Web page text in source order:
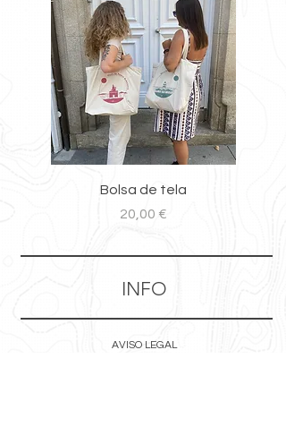
Bolsa de tela
Precio
20,00 €
INFO
AVISO LEGAL